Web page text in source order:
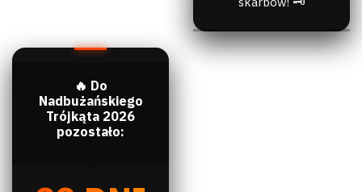
🔥 Do
Nadbużańskiego
Trójkąta 2026
pozostało: